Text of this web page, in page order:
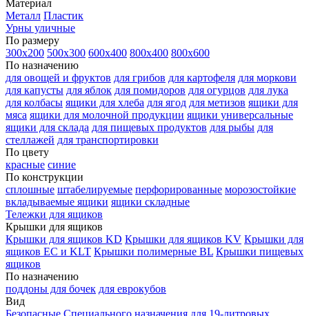
Материал
Металл Пластик
Урны уличные
По размеру
300х200 500х300 600х400 800х400 800х600
По назначению
для овощей и фруктов для грибов для картофеля для моркови
для капусты для яблок для помидоров для огурцов для лука
для колбасы ящики для хлеба для ягод для метизов ящики для
мяса ящики для молочной продукции ящики универсальные
ящики для склада для пищевых продуктов для рыбы для
стеллажей для транспортировки
По цвету
красные синие
По конструкции
сплошные штабелируемые перфорированные морозостойкие
вкладываемые ящики ящики складные
Тележки для ящиков
Крышки для ящиков
Крышки для ящиков KD Крышки для ящиков KV Крышки для
ящиков EC и KLT Крышки полимерные BL Крышки пищевых
ящиков
По назначению
поддоны для бочек для еврокубов
Вид
Безопасные Специального назначения для 19-литровых